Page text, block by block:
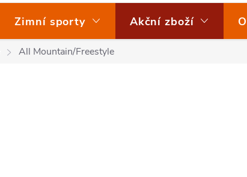
Zimní sporty Akční zboží
All Mountain/Freestyle